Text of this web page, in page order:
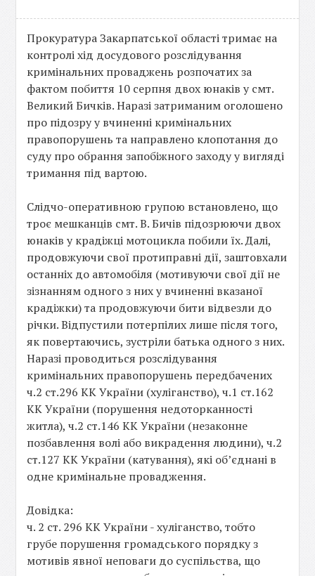
Прокуратура Закарпатської області тримає на
контролі хід досудового розслідування
кримінальних проваджень розпочатих за
фактом побиття 10 серпня двох юнаків у смт.
Великий Бичків. Наразі затриманим оголошено
про підозру у вчиненні кримінальних
правопорушень та направлено клопотання до
суду про обрання запобіжного заходу у вигляді
тримання під вартою.
Слідчо-оперативною групою встановлено, що
троє мешканців смт. В. Бичів підозрюючи двох
юнаків у крадіжці мотоцикла побили їх. Далі,
продовжуючи свої протиправні дії, заштовхали
останніх до автомобіля (мотивуючи свої дії не
зізнанням одного з них у вчиненні вказаної
крадіжки) та продовжуючи бити відвезли до
річки. Відпустили потерпілих лише після того,
як повертаючись, зустріли батька одного з них.
Наразі проводиться розслідування
кримінальних правопорушень передбачених
ч.2 ст.296 КК України (хуліганство), ч.1 ст.162
КК України (порушення недоторканності
житла), ч.2 ст.146 КК України (незаконне
позбавлення волі або викрадення людини), ч.2
ст.127 КК України (катування), які об’єднані в
одне кримінальне провадження.
Довідка:
ч. 2 ст. 296 КК України - хуліганство, тобто
грубе порушення громадського порядку з
мотивів явної неповаги до суспільства, що